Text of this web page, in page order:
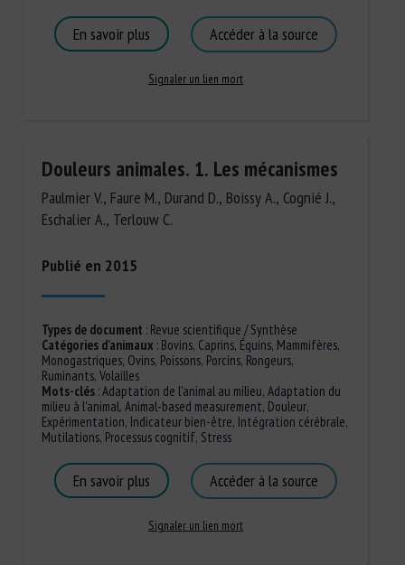
En savoir plus Accéder à la source
Signaler un lien mort
Douleurs animales. 1. Les mécanismes
Paulmier V., Faure M., Durand D., Boissy A., Cognié J.,
Eschalier A., Terlouw C.
Publié en 2015
Types de document : Revue scientifique / Synthèse
Catégories d'animaux : Bovins, Caprins, Équins, Mammifères,
Monogastriques, Ovins, Poissons, Porcins, Rongeurs,
Ruminants, Volailles
Mots-clés:Adaptation de l'animal au milieu, Adaptation du
milieu à l'animal, Animal-based measurement, Douleur,
Expérimentation, Indicateur bien-être, Intégration cérébrale,
Mutilations, Processus cognitif, Stress
En savoir plus Accéder à la source
Signaler un lien mort